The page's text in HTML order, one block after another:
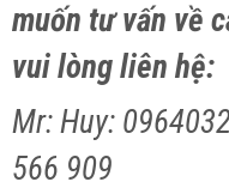
muốn tư vấn về
vui lòng liên hệ:
Mr: Huy:
566 909